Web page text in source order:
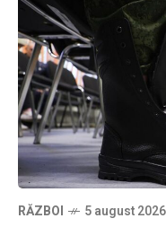
RĂZBOI 5 august 2026